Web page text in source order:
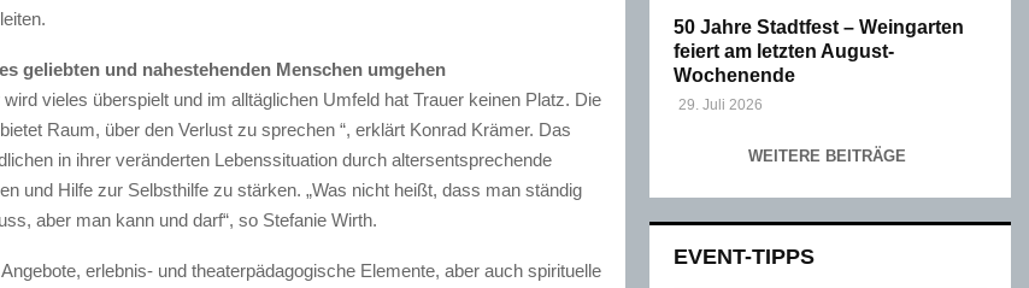
geliebten und nahestehenden Menschen umgehen
wird vieles überspielt und im alltäglichen Umfeld hat Trauer keinen Platz. Die
Raum, über den Verlust zu sprechen “, erklärt Konrad Krämer. Das
in ihrer veränderten Lebenssituation durch altersentsprechende
und Hilfe zur Selbsthilfe zu stärken. „Was nicht heißt, dass man ständig
aber man kann und darf“, so Stefanie Wirth.
erlebnis- und theaterpädagogische Elemente, aber auch spirituelle
50 Jahre Stadtfest – Weingarten
feiert am letzten August-
Wochenende
29. Juli 2026
WEITERE BEITRÄGE
EVENT-TIPPS